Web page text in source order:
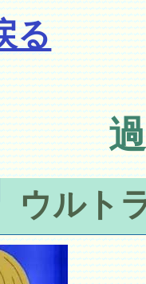
る
ウルト